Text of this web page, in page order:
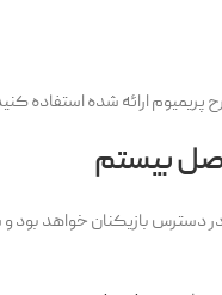
پریمیوم ارائه شده استفاده